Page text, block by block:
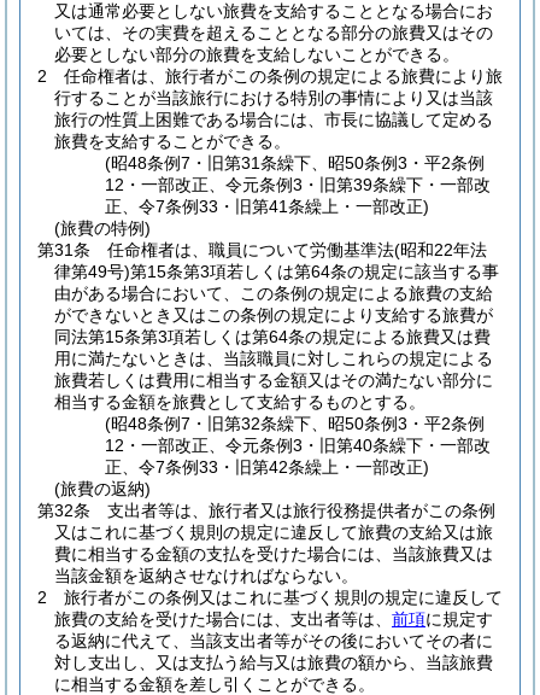
又は通常必要としない旅費を支給することとなる場合にお
いては、その実費を超えることとなる部分の旅費又はその
必要としない部分の旅費を支給しないことができる。
2
任命権者は、旅行者がこの条例の規定による旅費により旅
行することが当該旅行における特別の事情により又は当該
旅行の性質上困難である場合には、市長に協議して定める
旅費を支給することができる。
(昭48条例7・旧第31条繰下、昭50条例3・平2条例
12・一部改正、令元条例3・旧第39条繰下・一部改
正、令7条例33・旧第41条繰上・一部改正)
(旅費の特例)
第31条
任命権者は、職員について労働基準法(昭和22年法
律第49号)第15条第3項若しくは第64条の規定に該当する事
由がある場合において、この条例の規定による旅費の支給
ができないとき又はこの条例の規定により支給する旅費が
同法第15条第3項若しくは第64条の規定による旅費又は費
用に満たないときは、当該職員に対しこれらの規定による
旅費若しくは費用に相当する金額又はその満たない部分に
相当する金額を旅費として支給するものとする。
(昭48条例7・旧第32条繰下、昭50条例3・平2条例
12・一部改正、令元条例3・旧第40条繰下・一部改
正、令7条例33・旧第42条繰上・一部改正)
(旅費の返納)
第32条
支出者等は、旅行者又は旅行役務提供者がこの条例
又はこれに基づく規則の規定に違反して旅費の支給又は旅
費に相当する金額の支払を受けた場合には、当該旅費又は
当該金額を返納させなければならない。
2
旅行者がこの条例又はこれに基づく規則の規定に違反して
旅費の支給を受けた場合には、支出者等は、 前項に規定す
る返納に代えて、当該支出者等がその後においてその者に
対し支出し、又は支払う給与又は旅費の額から、当該旅費
に相当する金額を差し引くことができる。